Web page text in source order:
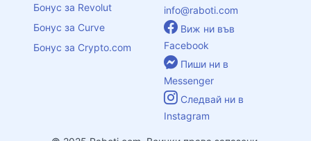
Бонус за Revolut
Бонус за Curve
Бонус за Crypto.com
info@raboti.com
Виж ни във
Facebook
Пиши ни в
Messenger
Следвай ни в
Instagram